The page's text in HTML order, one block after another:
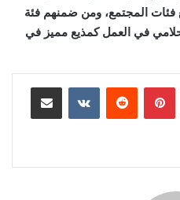
فئات المجتمع، ومن ضمنهم فئة
في العمل كمذيع مميز في
بينتيريست مشاركة عبر البريد